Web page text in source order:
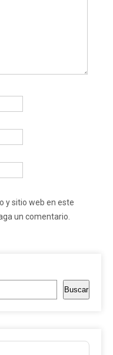
y sitio web en este
un comentario.
Buscar